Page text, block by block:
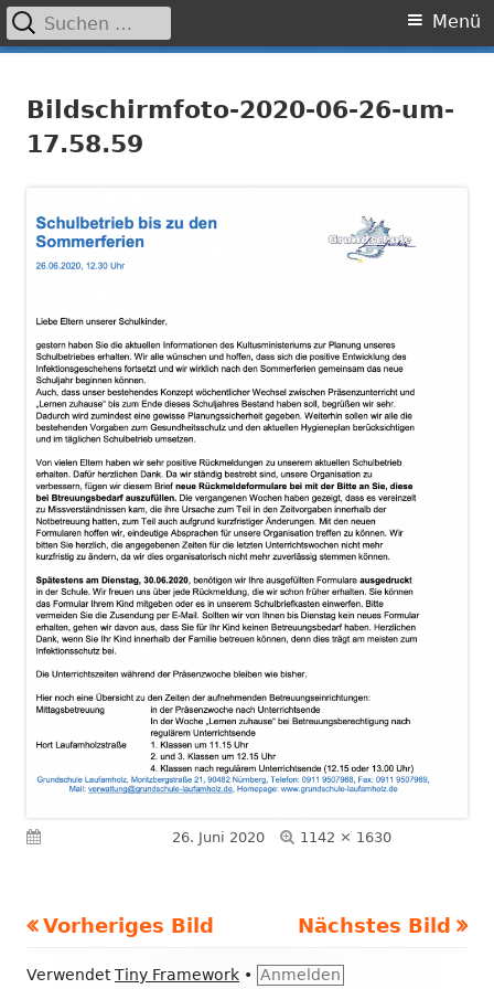
zum
Primäres
Menü
Suchen
nach:
Bildschirmfoto-2020-06-26-um-
17.58.59
26. Juni 2020 Volle
1142 × 1630
Vorheriges Bild Nächstes Bild
Footer
VerwendetTiny Framework • Anmelden